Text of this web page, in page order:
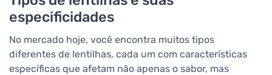
especificidades
No mercado hoje, você encontra muitos tipos
diferentes de lentilhas, cada um com características
específicas que afetam não apenas o sabor, mas